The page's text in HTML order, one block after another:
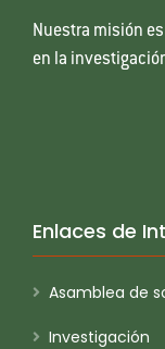
Nuestra misión
en la
Enlaces de
Asamblea de
Investigación